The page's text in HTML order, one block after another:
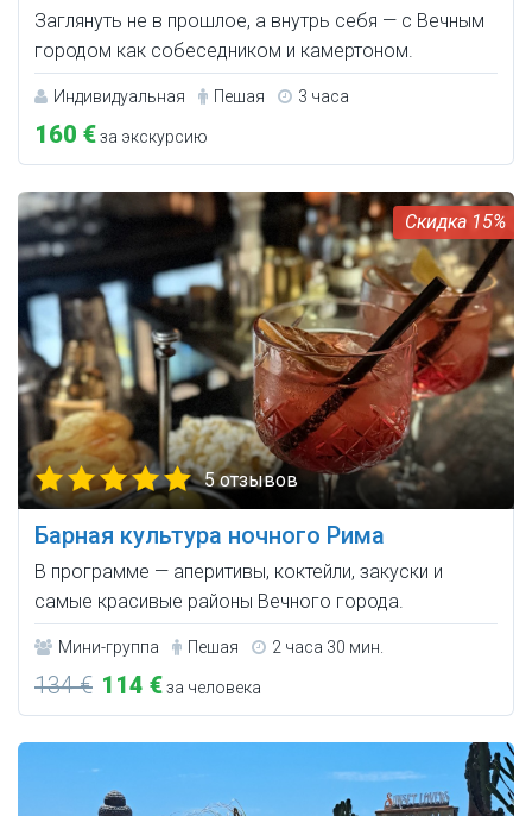
Заглянуть не в прошлое, а внутрь себя — с Вечным
городом как собеседником и камертоном.
Индивидуальная Пешая 3 часа
160 €за экскурсию
15%
5 отзывов
Барная культура ночного Рима
В программе — аперитивы, коктейли, закуски и
самые красивые районы Вечного города.
Мини-группа Пешая 2 часа 30 мин.
134 € 114 €за человека